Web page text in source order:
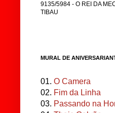
9135/5984 - O REI DA
TIBAU
MURAL DE
01. O Camera
02. Fim da Linha
03. Passando na